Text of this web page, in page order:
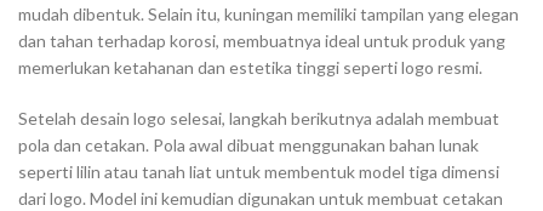
mudah dibentuk. Selain itu, kuningan memiliki tampilan yang elegan
dan tahan terhadap korosi, membuatnya ideal untuk produk yang
memerlukan ketahanan dan estetika tinggi seperti logo resmi.
Setelah desain logo selesai, langkah berikutnya adalah membuat
pola dan cetakan. Pola awal dibuat menggunakan bahan lunak
seperti lilin atau tanah liat untuk membentuk model tiga dimensi
dari logo. Model ini kemudian digunakan untuk membuat cetakan